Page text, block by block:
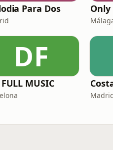
Para Dos Only
DF
FULL MUSIC